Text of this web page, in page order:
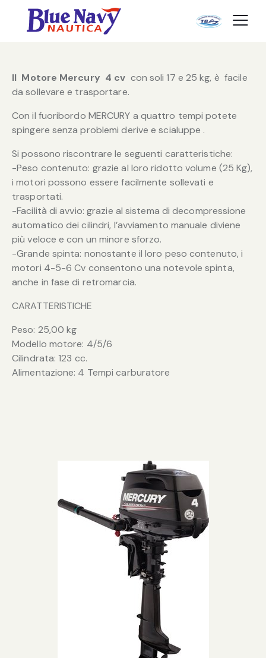
Il Motore Mercury 4 cv con soli 17 e 25 kg, è facile
da sollevare e trasportare.
Con il fuoribordo MERCURY a quattro tempi potete
spingere senza problemi derive e scialuppe .
Si possono riscontrare le seguenti caratteristiche:
-Peso contenuto: grazie al loro ridotto volume (25 Kg),
i motori possono essere facilmente sollevati e
trasportati.
-Facilità di avvio: grazie al sistema di decompressione
automatico dei cilindri, l’avviamento manuale diviene
più veloce e con un minore sforzo.
-Grande spinta: nonostante il loro peso contenuto, i
motori 4-5-6 Cv consentono una notevole spinta,
anche in fase di retromarcia.
CARATTERISTICHE
Peso: 25,00 kg
Modello motore: 4/5/6
Cilindrata: 123 cc.
Alimentazione: 4 Tempi carburatore